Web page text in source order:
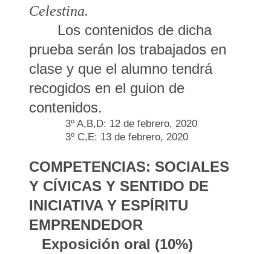
Celestina.
Los contenidos de dicha
prueba serán los trabajados en
clase y que el alumno tendrá
recogidos en el guion de
contenidos.
3º A,B,D: 12 de febrero, 2020
3º C,E: 13 de febrero, 2020
COMPETENCIAS: SOCIALES
Y CÍVICAS Y SENTIDO DE
INICIATIVA Y ESPÍRITU
EMPRENDEDOR
Exposición oral (10%)